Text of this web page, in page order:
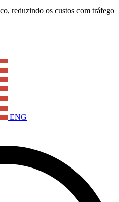
reduzindo os custos com tráfego
ENG